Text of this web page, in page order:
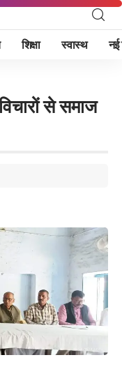
शिक्षा स्वास्थ नई
से समाज